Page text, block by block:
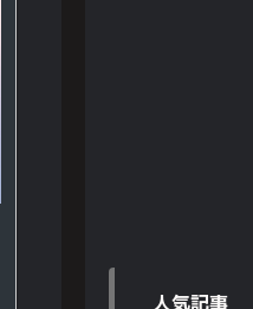
人気記事